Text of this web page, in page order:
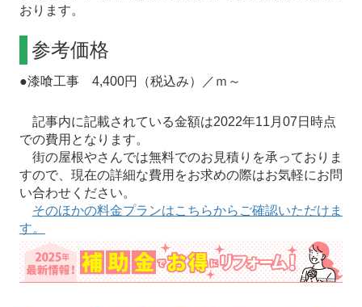
おります。
参考価格
●漆喰工事 4,400円（税込み）／ｍ～
記事内に記載されている金額は2022年11月07日時点
での費用となります。
街の屋根やさんでは無料でのお見積りを承っておりま
すので、現在の詳細な費用をお求めの際はお気軽にお問
い合わせください。
そのほかの料金プランはこちらからご確認いただけま
す。